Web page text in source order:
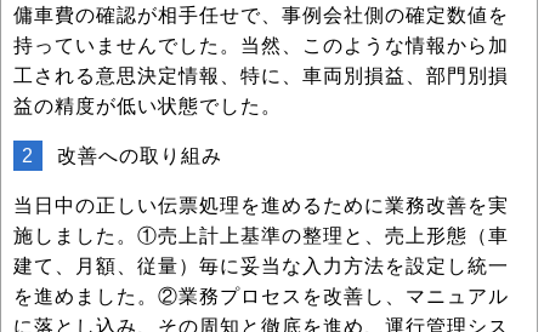
傭車費の確認が相手任せで、事例会社側の確定数値を
持っていませんでした。当然、このような情報から加
工される意思決定情報、特に、車両別損益、部門別損
益の精度が低い状態でした。
2 改善への取り組み
当日中の正しい伝票処理を進めるために業務改善を実
施しました。①売上計上基準の整理と、売上形態（車
建て、月額、従量）毎に妥当な入力方法を設定し統一
を進めました。②業務プロセスを改善し、マニュアル
に落とし込み、その周知と徹底を進め、運行管理シス